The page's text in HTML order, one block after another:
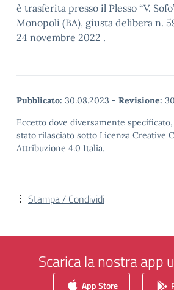
è trasferita presso il Plesso “V.
Monopoli (BA), giusta delibera n.
24 novembre 2022 .
Pubblicato: 30.08.2023 - Revisione:
Eccetto dove diversamente
stato rilasciato sotto Licenza Creative
Attribuzione 4.0 Italia.
Stampa / Condividi
Scarica la nostra app
App Store